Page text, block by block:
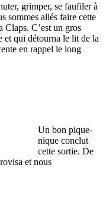
grimper, se faufiler à
sommes allés faire cette
Claps. C’est un gros
et qui détourna le lit de la
en rappel le long
Un bon pique-
nique conclut
cette sortie. De
et nous